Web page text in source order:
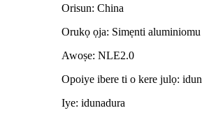
Orisun: China
Orukọ ọja: Simẹnti
Awoṣe: NLE2.0
Opoiye ibere ti o kere julọ:
Iye: idunadura